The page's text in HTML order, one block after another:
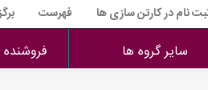
نام در کارتن سازی ها فهرست
سایر گروه ها